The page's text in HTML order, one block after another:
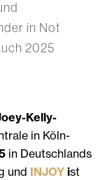
in Not
2025
Kelly-
in Köln-
in Deutschlands
und INJOY ist